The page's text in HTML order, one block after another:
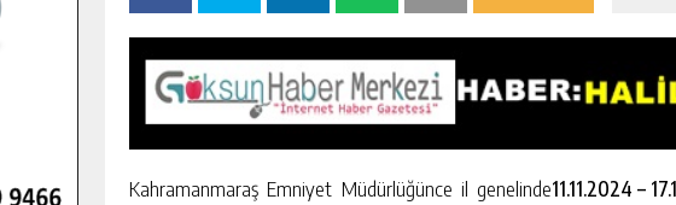
Kahramanmaraş Emniyet Müdürlüğünce il genelinde11.11.2024 –